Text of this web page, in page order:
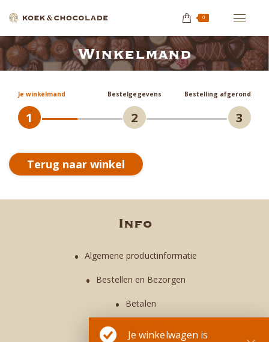
0
Winkelmand
Je bent hier:
Je winkelmand
1
Bestelgegevens
2
Bestelling afgerond
3
Je winkelwagen is
Terug naar winkel
Info
Algemene productinformatie
Bestellen en Bezorgen
Betalen
Klantenservice